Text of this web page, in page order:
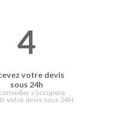
4
votre devis
sous 24h
s'occupera
votre devis sous 24H